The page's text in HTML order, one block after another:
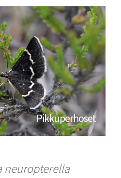
Pikkuperhoset
neuropterella